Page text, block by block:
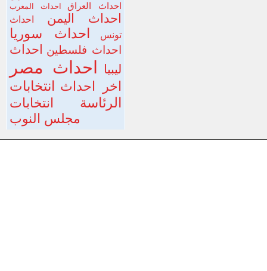
احداث العراق احداث المغرب
احداث اليمن
احداث
تونس
احداث سوريا
احداث فلسطين
احداث
ليبيا
احداث مصر
اخر احداث انتخابات
الرئاسة
انتخابات
مجلس النوب